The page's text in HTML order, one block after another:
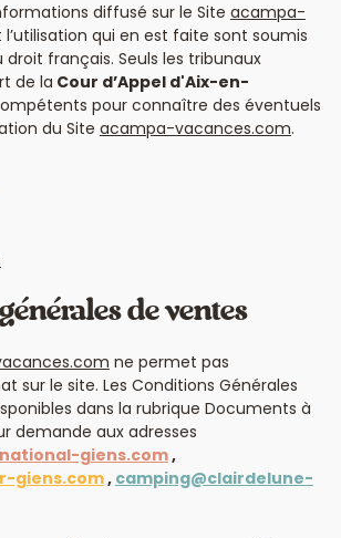
diffusé sur le Site acampa-
l’utilisation qui en est faite sont soumis
français. Seuls les tribunaux
de la Cour d’Appel d'Aix-en-
pour connaître des éventuels
du Site acampa-vacances.com.
de ventes
ne permet pas
sur le site. Les Conditions Générales
dans la rubrique Documents à
demande aux adresses
giens.com,
giens.com, camping@clairdelune-